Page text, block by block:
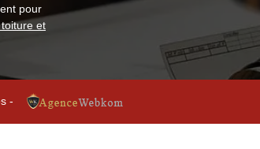
pour
et
-